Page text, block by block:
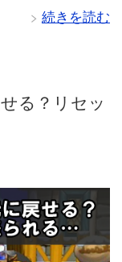
続きを読む
る？リセッ